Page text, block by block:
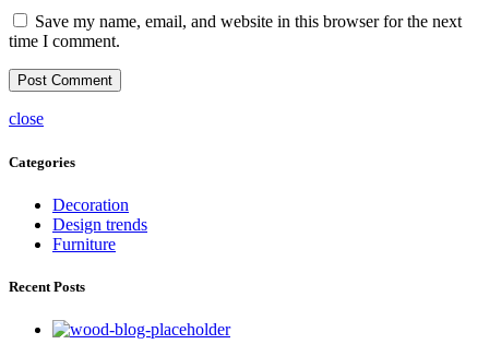
Save my name, email, and website in this browser for the next
time I comment.
close
Categories
Decoration
Design trends
Furniture
Recent Posts